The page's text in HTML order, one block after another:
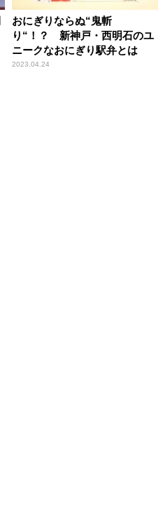
おにぎりならぬ“鬼斬
り“！？ 新神戸・西明石のユ
ニークなおにぎり駅弁とは
2023.04.24